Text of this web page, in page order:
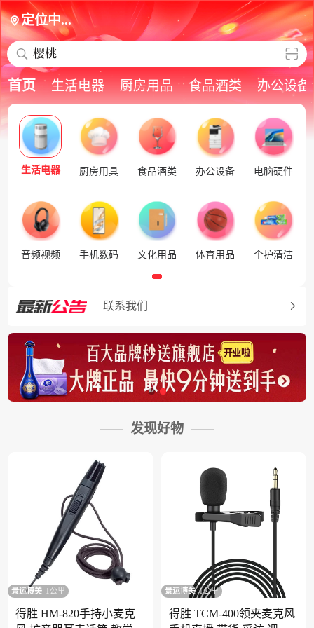
定位中...
樱桃
首页 生活电器 厨房用品 食品酒类 办公设备
生活电器 厨房用具 食品酒类 办公设备 电脑硬件
音频视频 手机数码 文化用品 体育用品 个护清洁
联系我们
发现好物
景运博美 1公里
得胜 HM-820手持小麦克
景运博美 1公里
得胜 TCM-400领夹麦克风